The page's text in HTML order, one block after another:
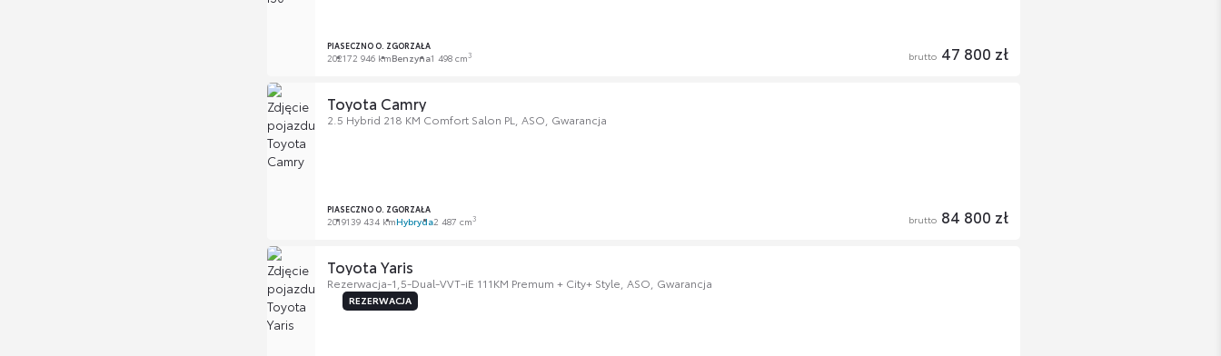
PIASECZNO O. ZGORZAŁA
202172 946 kmBenzyna1 498 cm3 brutto 47 800 zł
Toyota Camry
2.5 Hybrid 218 KM Comfort Salon PL, ASO, Gwarancja
PIASECZNO O. ZGORZAŁA
2019139 434 kmHybryda2 487 cm3 brutto 84 800 zł
Toyota Yaris
Rezerwacja-1,5-Dual-VVT-iE 111KM Premum + City+ Style, ASO, Gwarancja
REZERWACJA